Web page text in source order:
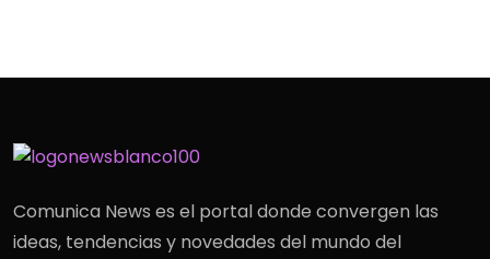
Comunica News es el portal donde convergen las
ideas, tendencias y novedades del mundo del